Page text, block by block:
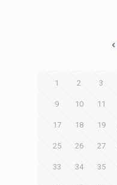
1 2 3
9 10 11
17 18 19
25 26 27
33 34 35